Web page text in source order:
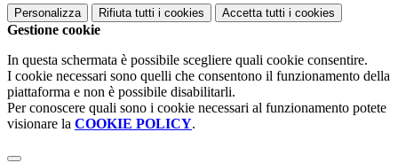
Personalizza Rifiuta tutti i cookies Accetta tutti i cookies
Gestione cookie
In questa schermata è possibile scegliere quali cookie consentire.
I cookie necessari sono quelli che consentono il funzionamento della
piattaforma e non è possibile disabilitarli.
Per conoscere quali sono i cookie necessari al funzionamento potete
visionare la COOKIE POLICY.